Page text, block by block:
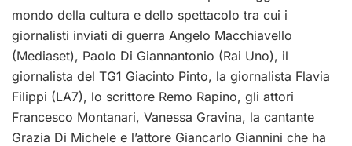
mondo della cultura e dello spettacolo tra cui i
giornalisti inviati di guerra Angelo Macchiavello
(Mediaset), Paolo Di Giannantonio (Rai Uno), il
giornalista del TG1 Giacinto Pinto, la giornalista Flavia
Filippi (LA7), lo scrittore Remo Rapino, gli attori
Francesco Montanari, Vanessa Gravina, la cantante
Grazia Di Michele e l’attore Giancarlo Giannini che ha